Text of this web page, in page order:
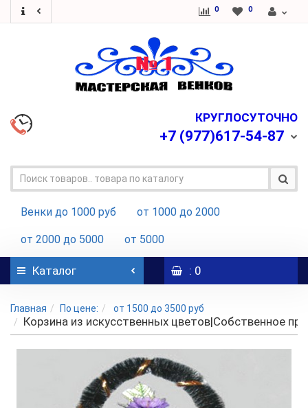
0 0
КРУГЛОСУТОЧНО
+7 (977)617-54-87
Венки до 1000 руб от 1000 до 2000
от 2000 до 5000 от 5000
Каталог : 0
Главная По цене: от 1500 до 3500 руб
Корзина из искусственных цветов|Собственное